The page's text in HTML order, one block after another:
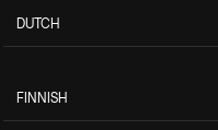
DUTCH
FINNISH